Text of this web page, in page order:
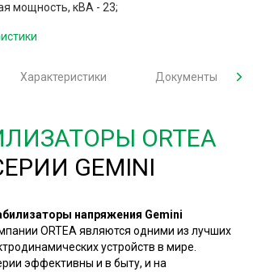
мощность, кВА - 23;
Характеристики Документы
ORTEA
GEMINI
напряжения Gemini
ORTEA являются одними из лучших
устройств в мире.
эффективны и в быту, и на